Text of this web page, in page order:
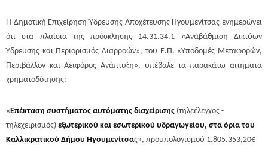
Η Δημοτική Επιχείρηση Ύδρευσης Αποχέτευσης Ηγουμενίτσας ενημερώνει
ότι στα πλαίσια της πρόσκλησης 14.31.34.1 «Αναβάθμιση Δικτύων
Ύδρευσης και Περιορισμός Διαρροών», του Ε.Π. «Υποδομές Μεταφορών,
Περιβάλλον και Αειφόρος Ανάπτυξη», υπέβαλε τα παρακάτω αιτήματα
χρηματοδότησης:
«Επέκταση συστήματος αυτόματης διαχείρισης (τηλεέλεγχος -
τηλεχειρισµός) εξωτερικού και εσωτερικού υδραγωγείου, στα όρια του
Καλλικρατικού Δήμου Ηγουμενίτσας», προϋπολογισμού 1.805.353,20€